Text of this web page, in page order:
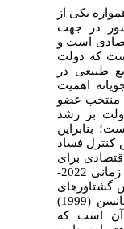
یکی از
در جهت
است و
که دولت
طبیعی در
اهمیت
منتخب عضو
بر رشد
بنابراین
کنترل فساد
برای
کشورهای منتخب عضو اوپک در بازه زمانی 2022-
گشتاورهای
و مدل آستانه هانسن (1999)
آن است که